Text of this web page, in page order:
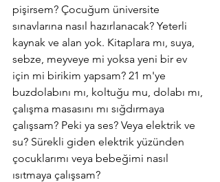
pişirsem? Çocuğum üniversite
sınavlarına nasıl hazırlanacak? Yeterli
kaynak ve alan yok. Kitaplara mı, suya,
sebze, meyveye mi yoksa yeni bir ev
için mi birikim yapsam? 21 m'ye
buzdolabını mı, koltuğu mu, dolabı mı,
çalışma masasını mı sığdırmaya
çalışsam? Peki ya ses? Veya elektrik ve
su? Sürekli giden elektrik yüzünden
çocuklarımı veya bebeğimi nasıl
ısıtmaya çalışsam?